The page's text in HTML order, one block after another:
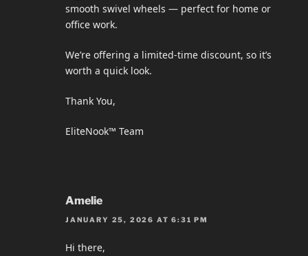
smooth swivel wheels — perfect for home or
office work.
We’re offering a limited-time discount, so it’s
worth a quick look.
Thank You,
EliteNook™ Team
Amelie
JANUARY 25, 2026 AT 6:31 PM
Hi there,